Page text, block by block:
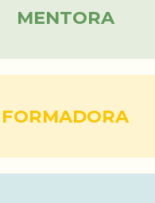
MENTORA
FORMADORA